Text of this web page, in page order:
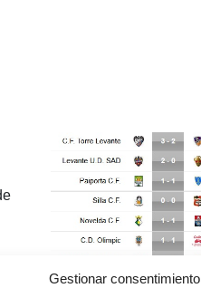
Gestionar consentimiento